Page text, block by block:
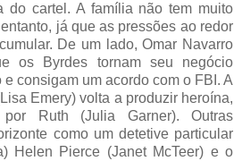
do cartel. A família não tem muito
já que as pressões ao redor
De um lado, Omar Navarro
os Byrdes tornam seu negócio
consigam um acordo com o FBI. A
Emery) volta a produzir heroína,
Ruth (Julia Garner). Outras
como um detetive particular
Helen Pierce (Janet McTeer) e o